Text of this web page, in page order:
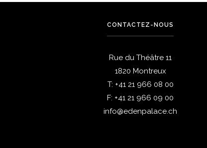
CONTACTEZ-NOUS
Rue du Théâtre 11
1820 Montreux
T: +41 21 966 08 00
F: +41 21 966 09 00
info@edenpalace.ch